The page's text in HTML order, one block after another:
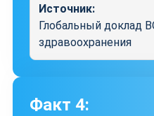
Источник:
Глобальный доклад
здравоохранения
Факт 4: